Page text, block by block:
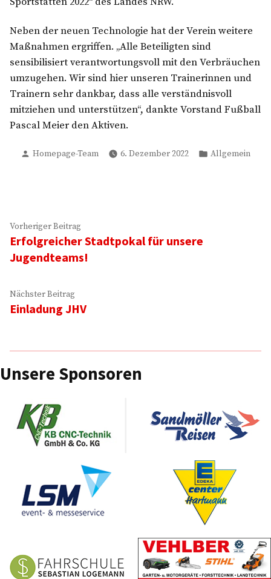
Neben der neuen Technologie hat der Verein weitere
Maßnahmen ergriffen. „Alle Beteiligten sind
sensibilisiert verantwortungsvoll mit den Verbräuchen
umzugehen. Wir sind hier unseren Trainerinnen und
Trainern sehr dankbar, dass alle verständnisvoll
mitziehen und unterstützen“, dankte Vorstand Fußball
Pascal Meier den Aktiven.
Verfasst
Homepage-Team 6. Dezember 2022
Veröffentlicht
Allgemein
Beitragsnavigation
Vorheriger Beitrag
Beitrag:
Erfolgreicher Stadtpokal für unsere
Jugendteams!
Nächster Beitrag
Beitrag:
Einladung JHV
Unsere Sponsoren